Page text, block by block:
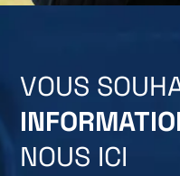
VOUS
NOUS ICI